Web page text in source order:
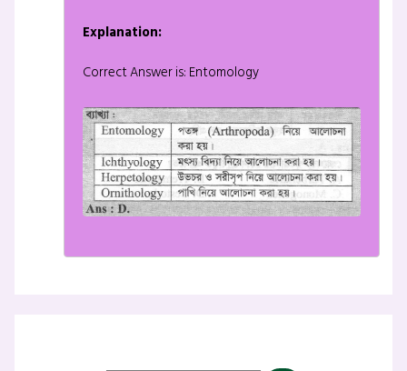
Explanation:
Correct Answer is: Entomology